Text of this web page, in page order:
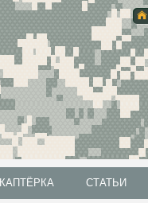
КАПТЁРКА СТАТЬИ